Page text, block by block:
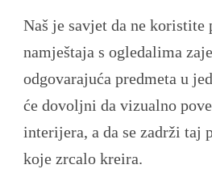
Naš je savjet da ne koristite
namještaja s ogledalima
odgovarajuća predmeta u
će dovoljni da vizualno
interijera, a da se zadrži taj
koje zrcalo kreira.